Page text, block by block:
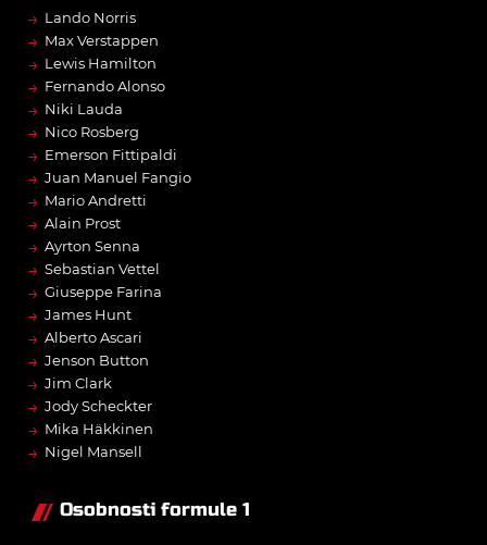
→ Lando Norris
→ Max Verstappen
→ Lewis Hamilton
→ Fernando Alonso
→ Niki Lauda
→ Nico Rosberg
→ Emerson Fittipaldi
→ Juan Manuel Fangio
→ Mario Andretti
→ Alain Prost
→ Ayrton Senna
→ Sebastian Vettel
→ Giuseppe Farina
→ James Hunt
→ Alberto Ascari
→ Jenson Button
→ Jim Clark
→ Jody Scheckter
→ Mika Häkkinen
→ Nigel Mansell
Osobnosti formule 1